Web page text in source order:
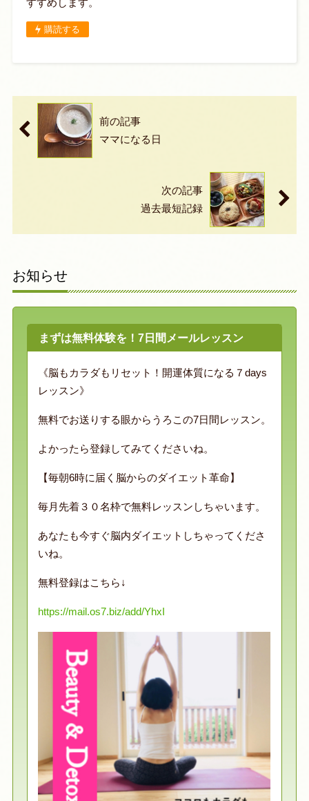
購読する
前の記事
ママになる日
次の記事
過去最短記録
お知らせ
まずは無料体験を！7日間メールレッスン
《脳もカラダもリセット！開運体質になる７days
レッスン》
無料でお送りする眼からうろこの7日間レッスン。
よかったら登録してみてくださいね。
【毎朝6時に届く脳からのダイエット革命】
毎月先着３０名枠で無料レッスンしちゃいます。
あなたも今すぐ脳内ダイエットしちゃってくださ
いね。
無料登録はこちら↓
https://mail.os7.biz/add/YhxI